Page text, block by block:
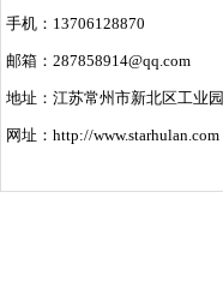
手机：13706128870
邮箱：287858914@qq.com
地址：江苏常州市新北区工业园
网址：http://www.starhulan.com